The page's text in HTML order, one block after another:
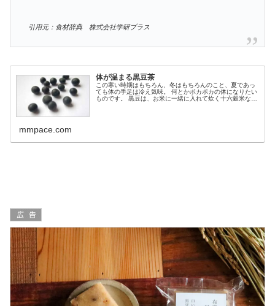
引用元：食材辞典 株式会社学研プラス
体が温まる黒豆茶
この寒い時期はもちろん、冬はもちろんのこと、夏であっ
ても体の手足は冷え気味。 何とかポカポカの体になりたい
ものです。 黒豆は、お米に一緒に入れて炊く十六穀米など
mmpace.com